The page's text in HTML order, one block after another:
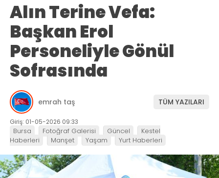
Alın Terine Vefa:
Başkan Erol
Personeliyle Gönül
Sofrasında
emrah taş TÜM YAZILARI
Giriş: 01-05-2026 09:33
Bursa Fotoğraf Galerisi Güncel
Kestel
Haberleri
Manşet Yaşam Yurt Haberleri